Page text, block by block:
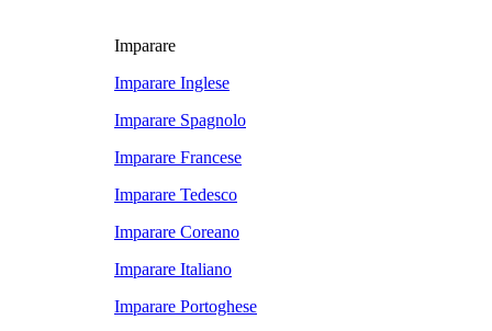
Imparare
Imparare Inglese
Imparare Spagnolo
Imparare Francese
Imparare Tedesco
Imparare Coreano
Imparare Italiano
Imparare Portoghese